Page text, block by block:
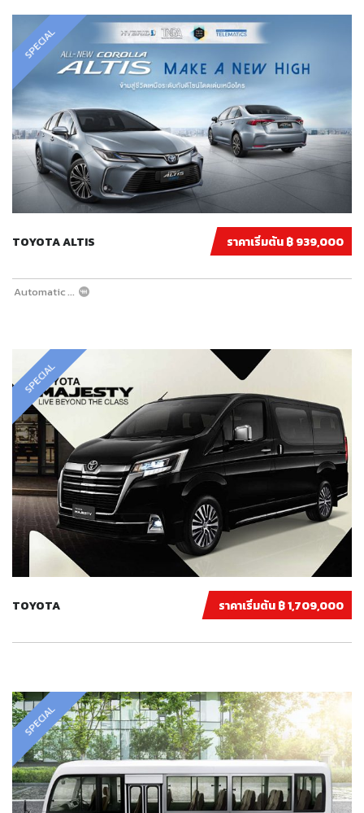
SPECIAL
ราคาเริ่มต้น ฿ 939,000
TOYOTA ALTIS
Automatic...
SPECIAL
ราคาเริ่มต้น ฿ 1,709,000
TOYOTA
SPECIAL